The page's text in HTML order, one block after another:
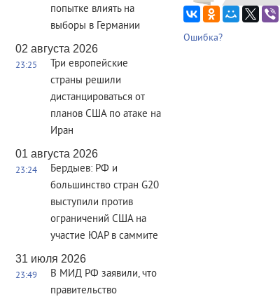
попытке влиять на
выборы в Германии
02 августа 2026
23:25
Три европейские
страны решили
дистанцироваться от
планов США по атаке на
Иран
01 августа 2026
23:24
Бердыев: РФ и
большинство стран G20
выступили против
ограничений США на
участие ЮАР в саммите
31 июля 2026
23:49
В МИД РФ заявили, что
правительство
Ошибка?